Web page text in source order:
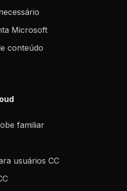
Microsoft
conteúdo
familiar
usuários CC